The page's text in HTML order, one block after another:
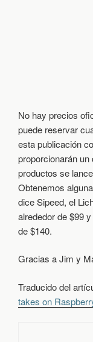
No hay precios
puede reservar
esta publicación
proporcionarán
productos se
Obtenemos
dice Sipeed, el
alrededor de $99
de $140.
Gracias a Jim y
Traducido del
takes on